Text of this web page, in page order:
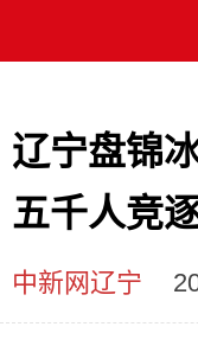
辽宁盘锦
五千人竞
中新网辽宁